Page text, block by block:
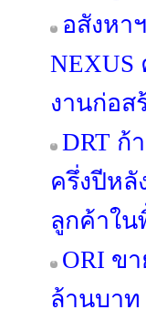
อสังหา
NEXUS
งานก่อส
DRT ก้
ครึ่งปีหลั
ลูกค้าใ
ORI ข
ล้านบาท